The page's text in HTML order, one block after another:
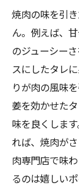
焼肉の味を引
ん。例えば、
のジューシー
スにしたタレ
りが肉の風味
姜を効かせた
味を良くしま
れば、焼肉が
肉専門店で味
るのは嬉しい